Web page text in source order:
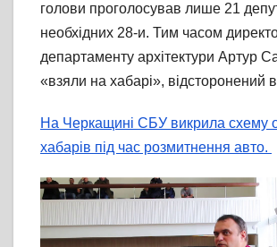
голови проголосував лише 21
необхідних 28-и. Тим часом
департаменту архітектури Артур
«взяли на хабарі», відсторонений
На Черкащині СБУ викрила схему
хабарів під час розмитнення авто.